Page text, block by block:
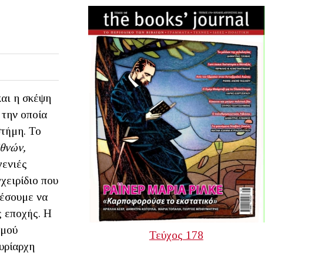
η σκέψη
οποία
Το
που
να
εποχής. Η
Τεύχος 178